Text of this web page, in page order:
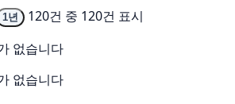
1년
120건 중 120건 표시
없습니다
없습니다